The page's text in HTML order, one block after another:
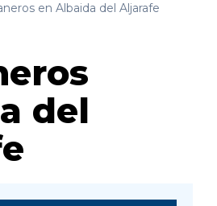
en Albaida del Aljarafe
del